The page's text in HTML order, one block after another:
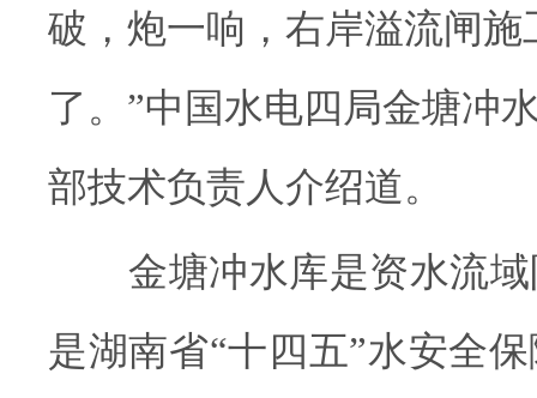
破，炮一响，右岸溢流闸施
了。”中国水电四局金塘冲
部技术负责人介绍道。
金塘冲水库是资水流域
是湖南省“十四五”水安全